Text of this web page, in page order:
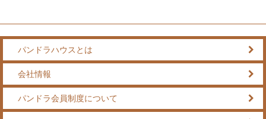
パンドラハウスとは
会社情報
パンドラ会員制度について